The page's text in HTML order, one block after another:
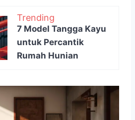
Trending
7 Model Tangga Kayu
untuk Percantik
Rumah Hunian